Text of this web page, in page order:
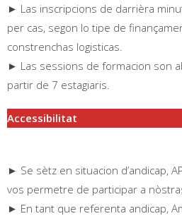
► Las inscripcions de darrièra
per cas, segon lo tipe de
constrenchas logisticas.
► Las sessions de formacion son
partir de 7 estagiaris.
Accessibilitat
► Se sètz en situacion d’andicap,
vos permetre de participar a
► En tant que referenta andicap,